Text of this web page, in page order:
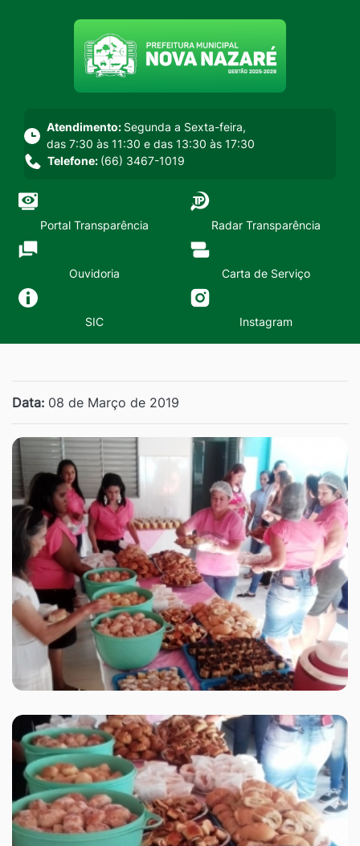
Seção do menu principal
Atendimento: Segunda a Sexta-feira,
das 7:30 às 11:30 e das 13:30 às 17:30
Telefone: (66) 3467-1019
Portal Transparência Radar Transparência
Ouvidoria Carta de Serviço
SIC Instagram
Data: 08 de Março de 2019